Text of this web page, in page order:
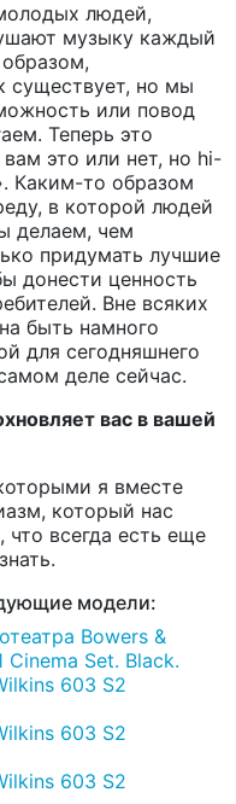
людей,
музыку каждый
существует, но мы
или повод
Теперь это
вам это или нет, но hi-
Каким-то образом
в которой людей
делаем, чем
придумать лучшие
донести ценность
Вне всяких
быть намного
для сегодняшнего
деле сейчас.
вас в вашей
я вместе
который нас
что всегда есть еще
модели:
Bowers &
Set. Black.
603 S2
603 S2
603 S2